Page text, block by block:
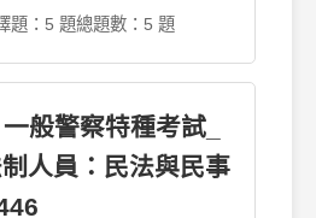
題：5 題總題數：5 題
般警察特種考試_
人員：民法與民事